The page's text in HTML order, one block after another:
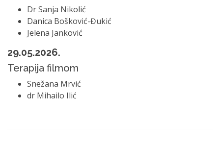
Dr Sanja Nikolić
Danica Bošković-Đukić
Jelena Janković
29.05.2026.
Terapija filmom
Snežana Mrvić
dr Mihailo Ilić